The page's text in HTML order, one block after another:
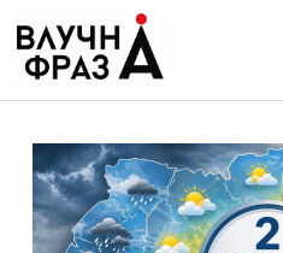
содержимому
Гроші
Життя